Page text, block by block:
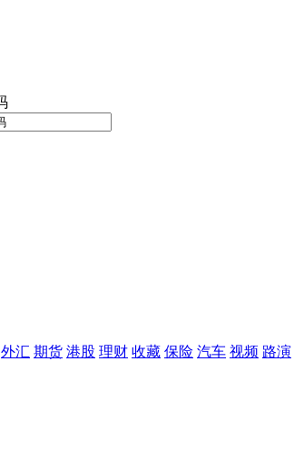
外汇 期货 港股 理财 收藏 保险 汽车 视频 路演